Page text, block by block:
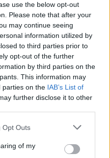
use the below opt-out
Please note that after your
may continue seeing
information utilized by
to third parties prior to
opt-out of the further
by third parties on the
This information may
parties on the IAB’s List of
further disclose it to other
Opt Outs
of my
11
vzkaz
a chatu
16:58
: 1,891.45 hod.
: 1451x